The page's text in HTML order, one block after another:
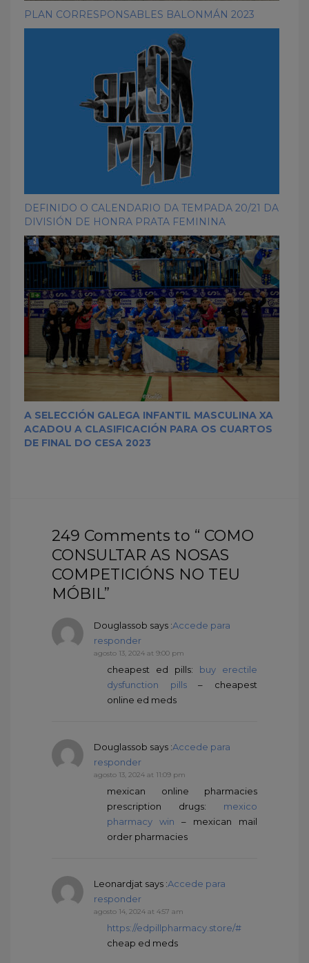
PLAN CORRESPONSABLES BALONMÁN 2023
DEFINIDO O CALENDARIO DA TEMPADA 20/21 DA
DIVISIÓN DE HONRA PRATA FEMININA
A SELECCIÓN GALEGA INFANTIL MASCULINA XA
ACADOU A CLASIFICACIÓN PARA OS CUARTOS
DE FINAL DO CESA 2023
249 Comments to “ COMO
CONSULTAR AS NOSAS
COMPETICIÓNS NO TEU
MÓBIL”
Douglassob says :Accede para
responder
agosto 13, 2024 at 9:00 pm
cheapest ed pills: buy erectile
dysfunction pills– cheapest
online ed meds
Douglassob says :Accede para
responder
agosto 13, 2024 at 11:09 pm
mexican online pharmacies
prescription drugs: mexico
pharmacy win – mexican mail
order pharmacies
Leonardjat says :Accede para
responder
agosto 14, 2024 at 4:57 am
https://edpillpharmacy.store/#
cheap ed meds